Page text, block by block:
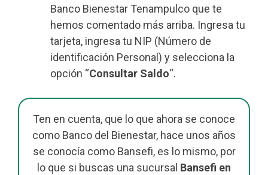
Banco Bienestar Tenampulco que te
hemos comentado más arriba. Ingresa tu
tarjeta, ingresa tu NIP (Número de
identificación Personal) y selecciona la
opción “Consultar Saldo“.
Ten en cuenta, que lo que ahora se conoce
como Banco del Bienestar, hace unos años
se conocía como Bansefi, es lo mismo, por
lo que si buscas una sucursal Bansefi en